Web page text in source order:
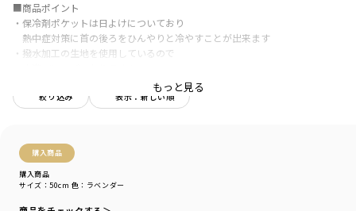
絞り込み 表示：新しい順
購入商品
購入商品
サイズ：50cm 色：ラベンダー
■商品ポイント
・保冷剤ポケットは日よけについており
熱中症対策に首の後ろをひんやりと冷やすことが出来ます
・撥水加工の生地を使用しているので
・本体は速乾性があり、軽量で肌触りが良い
ポリエステル素材を使用しています
・本体の内側は通気性の良いメッシュ素材を使用
・ベルト部分もメッシュなので
蒸れにくく快適に着用できます
・内側のびん皮には
吸水速乾、接触冷感、抗菌防臭の機能があり
暑い季節の長時間着用も快適です！
もっと見る